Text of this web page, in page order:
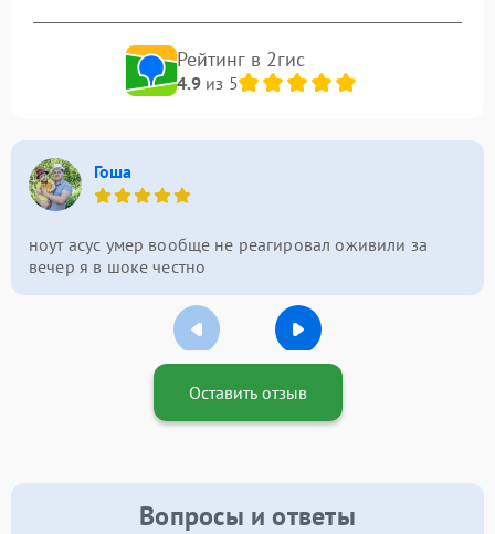
Рейтинг в 2гис
4.9из 5
Гоша
ноут асус умер вообще не реагировал оживили за
вечер я в шоке честно
Оставить отзыв
Вопросы и ответы